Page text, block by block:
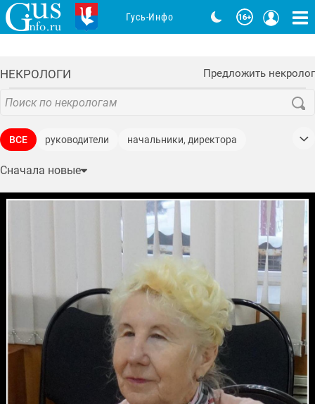
НЕКРОЛОГИ Предложить некролог
ВСЕ руководители
начальники, директора
общественные деятели
Почётные граждане
тренера
работники и деятели культуры
ветераны боевых действий
врачи, медицинские работники
инженеры
промышленники и предприниматели
музыканты
священнослужители
учёные
Сначала новые
Гусь-Инфо